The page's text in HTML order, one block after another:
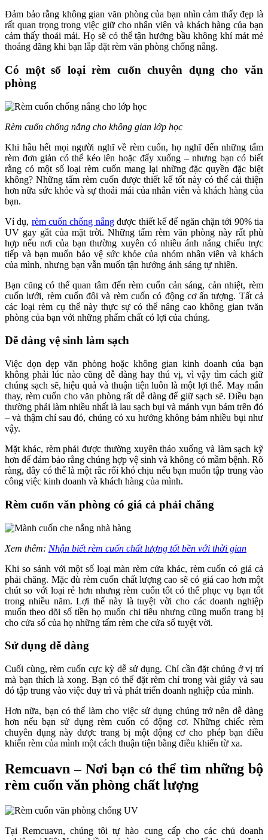
Đảm bảo rằng không gian văn phòng của bạn nhìn cảm thấy đẹp là
rất quan trọng trong việc giữ cho nhân viên và khách hàng của bạn
cảm thấy thoải mái. Họ sẽ có thể tận hưởng bầu không khí mát mẻ
thoáng đãng khi bạn lắp đặt rèm văn phòng chống nắng.
Có một số loại rèm cuốn chuyên dụng cho văn
phòng
Rèm cuốn chống nắng cho không gian lớp học
Khi hầu hết mọi người nghĩ về rèm cuốn, họ nghĩ đến những tấm
rèm đơn giản có thể kéo lên hoặc đẩy xuống – nhưng bạn có biết
rằng có một số loại rèm cuốn mang lại những đặc quyền đặc biệt
không? Những tấm rèm cuốn được thiết kế tốt này có thể cải thiện
hơn nữa sức khỏe và sự thoải mái của nhân viên và khách hàng của
bạn.
Ví dụ, rèm cuốn chống nắngđược thiết kế để ngăn chặn tới 90% tia
UV gay gắt của mặt trời. Những tấm rèm văn phòng này rất phù
hợp nếu nơi của bạn thường xuyên có nhiều ánh nắng chiếu trực
tiếp và bạn muốn bảo vệ sức khỏe của nhóm nhân viên và khách
của mình, nhưng bạn vẫn muốn tận hưởng ánh sáng tự nhiên.
Bạn cũng có thể quan tâm đến rèm cuốn cản sáng, cản nhiệt, rèm
cuốn lưới, rèm cuốn đôi và rèm cuốn có động cơ ấn tượng. Tất cả
các loại rèm cụ thể này thực sự có thể nâng cao không gian tvăn
phòng của bạn với những phẩm chất có lợi của chúng.
Dễ dàng vệ sinh làm sạch
Việc dọn dẹp văn phòng hoặc không gian kinh doanh của bạn
không phải lúc nào cũng dễ dàng hay thú vị, vì vậy tìm cách giữ
chúng sạch sẽ, hiệu quả và thuận tiện luôn là một lợi thế. May mắn
thay, rèm cuốn cho văn phòng rất dễ dàng để giữ sạch sẽ. Điều bạn
thường phải làm nhiều nhất là lau sạch bụi và mảnh vụn bám trên đó
– và thậm chí sau đó, chúng có xu hướng không bám nhiều bụi như
vậy.
Mặt khác, rèm phải được thường xuyên tháo xuống và làm sạch kỹ
hơn để đảm bảo rằng chúng hợp vệ sinh và không có mầm bệnh. Rõ
ràng, đây có thể là một rắc rối khó chịu nếu bạn muốn tập trung vào
công việc kinh doanh và khách hàng của mình.
Rèm cuốn văn phòng có giá cả phải chăng
Xem thêm: Nhận biết rèm cuốn chất lượng tốt bền với thời gian
Khi so sánh với một số loại màn rèm cửa khác, rèm cuốn có giá cả
phải chăng. Mặc dù rèm cuốn chất lượng cao sẽ có giá cao hơn một
chút so với loại rẻ hơn nhưng rèm cuốn tốt có thể phục vụ bạn tốt
trong nhiều năm. Lợi thế này là tuyệt vời cho các doanh nghiệp
muốn theo dõi số tiền họ muốn chi tiêu nhưng cũng muốn trang bị
cho cửa sổ của họ những tấm rèm che cửa sổ tuyệt vời.
Sử dụng dễ dàng
Cuối cùng, rèm cuốn cực kỳ dễ sử dụng. Chỉ cần đặt chúng ở vị trí
mà bạn thích là xong. Bạn có thể đặt rèm chỉ trong vài giây và sau
đó tập trung vào việc duy trì và phát triển doanh nghiệp của mình.
Hơn nữa, bạn có thể làm cho việc sử dụng chúng trở nên dễ dàng
hơn nếu bạn sử dụng rèm cuốn có động cơ. Những chiếc rèm
chuyên dụng này được trang bị một động cơ cho phép bạn điều
khiển rèm của mình một cách thuận tiện bằng điều khiển từ xa.
Remcuavn – Nơi bạn có thể tìm những bộ
rèm cuốn văn phòng chất lượng
Tại Remcuavn, chúng tôi tự hào cung cấp cho các chủ doanh